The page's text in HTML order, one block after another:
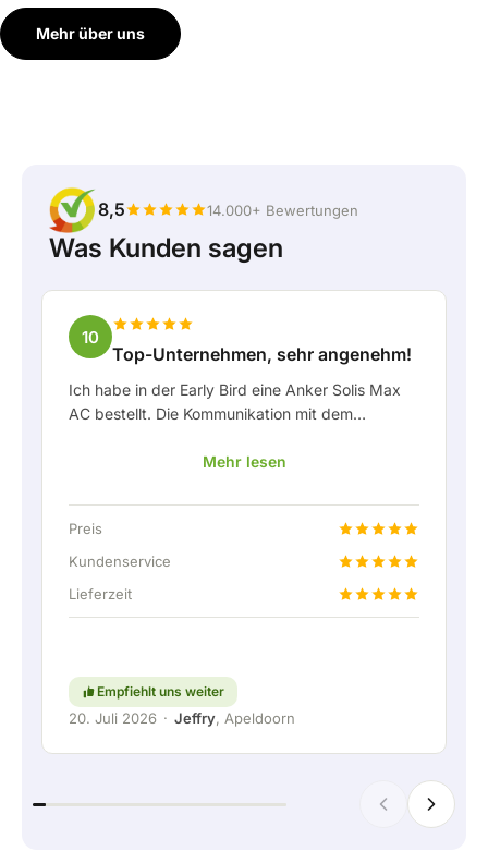
Mehr über uns
8,5 14.000+ Bewertungen
Was Kunden sagen
10
Top-Unternehmen, sehr angenehm!
Ich habe in der Early Bird eine Anker Solis Max
AC bestellt. Die Kommunikation mit dem
Kunde sehr angenehm. Rico hat mich stets gut
und hat sich prima mit eingebracht. Nach der
Lieferabsprache wurde sogar ein kostenloser
Festanschluss angeboten, um die Heimbatterie
können. Natürlich absolut top. Kurzum: ein sehr
großgeschrieben werden. Weiter so!
Mehr lesen
Preis
Kundenservice
Lieferzeit
Empfiehlt uns weiter
20. Juli 2026 · Jeffry, Apeldoorn